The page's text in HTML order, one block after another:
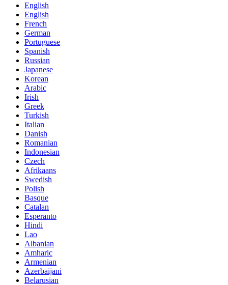
English
English
French
German
Portuguese
Spanish
Russian
Japanese
Korean
Arabic
Irish
Greek
Turkish
Italian
Danish
Romanian
Indonesian
Czech
Afrikaans
Swedish
Polish
Basque
Catalan
Esperanto
Hindi
Lao
Albanian
Amharic
Armenian
Azerbaijani
Belarusian